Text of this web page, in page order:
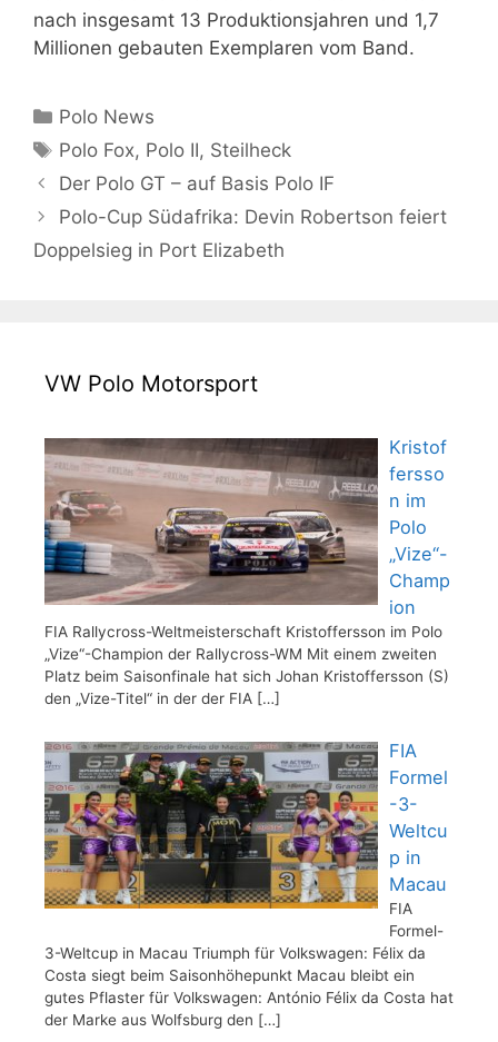
nach insgesamt 13 Produktionsjahren und 1,7
Millionen gebauten Exemplaren vom Band.
Kategorien
Polo News
Schlagwörter
Polo Fox, Polo II, Steilheck
Der Polo GT – auf Basis Polo IF
Polo-Cup Südafrika: Devin Robertson feiert
Doppelsieg in Port Elizabeth
VW Polo Motorsport
Kristof
fersso
n im
Polo
„Vize“-
Champ
ion
FIA Rallycross-Weltmeisterschaft Kristoffersson im Polo
„Vize“-Champion der Rallycross-WM Mit einem zweiten
Platz beim Saisonfinale hat sich Johan Kristoffersson (S)
den „Vize-Titel“ in der der FIA […]
FIA
Formel
-3-
Weltcu
p in
Macau
FIA
Formel-
3-Weltcup in Macau Triumph für Volkswagen: Félix da
Costa siegt beim Saisonhöhepunkt Macau bleibt ein
gutes Pflaster für Volkswagen: António Félix da Costa hat
der Marke aus Wolfsburg den […]